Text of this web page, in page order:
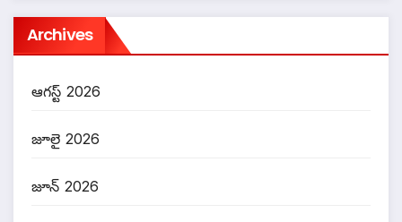
Archives
ఆగస్ట్ 2026
జూలై 2026
జూన్ 2026